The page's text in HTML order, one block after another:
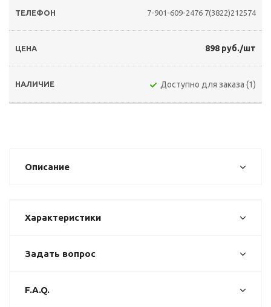
7-901-609-2476 7(3822)212574
898 руб./шт
Доступно для заказа (1)
Описание
Характеристики
Задать вопрос
F.A.Q.